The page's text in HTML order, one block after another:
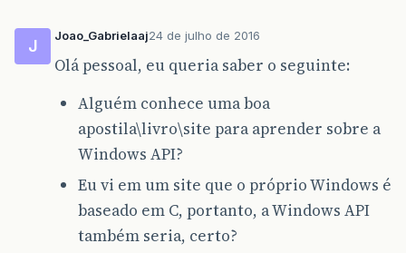
J
Joao_Gabrielaaj24 de julho de 2016
Olá pessoal, eu queria saber o seguinte:
Alguém conhece uma boa
apostila\livro\site para aprender sobre a
Windows API?
Eu vi em um site que o próprio Windows é
baseado em C, portanto, a Windows API
também seria, certo?